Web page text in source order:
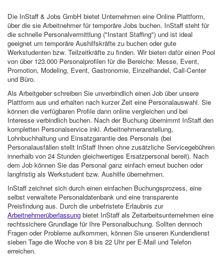
Die InStaff & Jobs GmbH bietet Unternehmen eine Online Plattform,
über die sie Arbeitnehmer für temporäre Jobs buchen. InStaff steht für
die schnelle Personalvermittlung ("Instant Staffing") und ist ideal
geeignet um temporäre Aushilfskräfte zu buchen oder gute
Werkstudenten bzw. Teilzeitkräfte zu finden. Wir bieten dafür einen Pool
von über 123.000 Personalprofilen für die Bereiche: Messe, Event,
Promotion, Modeling, Event, Gastronomie, Einzelhandel, Call-Center
und Büro.
Als Arbeitgeber schreiben Sie unverbindlich einen Job über unsere
Plattform aus und erhalten nach kurzer Zeit eine Personalauswahl. Sie
können die verfügbaren Profile dann online vergleichen und bei
Interesse verbindlich buchen. Nach der Buchung übernimmt InStaff den
kompletten Personalservice inkl. Arbeitnehmeranstellung,
Lohnbuchhaltung und Einsatzgarantie des Personals (bei
Personalausfällen stellt InStaff Ihnen ohne zusätzliche Servicegebühren
innerhalb von 24 Stunden gleichwertiges Ersatzpersonal bereit). Nach
dem Job können Sie das Personal ganz einfach erneut buchen oder
langfristig als Werkstudent bzw. Aushilfe übernehmen.
InStaff zeichnet sich durch einen einfachen Buchungsprozess, eine
selbst verwaltete Personaldatenbank und eine transparente
Preisfindung aus. Durch die unbefristete Erlaubnis zur
Arbeitnehmerüberlassung bietet InStaff als Zeitarbeitsunternehmen eine
rechtssichere Grundlage für Ihre Personalbuchung. Sollten dennoch
Fragen oder Probleme aufkommen, können Sie unseren Kundendienst
sieben Tage die Woche von 8 bis 22 Uhr per E-Mail und Telefon
erreichen.